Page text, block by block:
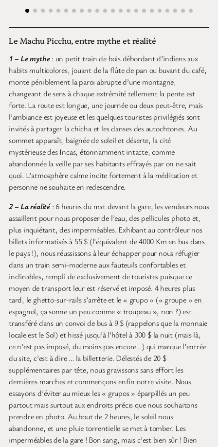
Le Machu Picchu, entre mythe et réalité
1 – Le mythe: un petit train de bois débordant d’indiens aux
habits multicolores, jouant de la flûte de pan ou buvant du café,
monte péniblement la paroi abrupte d’une montagne,
changeant de sens à chaque extrémité tellement la pente est
forte. La route est longue, une journée ou deux peut-être, mais
l’ambiance est joyeuse et les quelques touristes privilégiés sont
invités à partager la chicha et les danses des autochtones. Au
sommet apparaît, baignée de soleil et déserte, la cité
mystérieuse des Incas, étonnamment intacte, comme
abandonnée la veille par ses habitants effrayés par on ne sait
quoi. L’atmosphère calme incite fortement à la méditation et
personne ne souhaite en redescendre.
2 – La réalité: 6 heures du mat devant la gare, les vendeurs nous
assaillent pour nous proposer de l’eau, des pellicules photo et,
plus inquiétant, des imperméables. Exhibant au contrôleur nos
billets informatisés à 55 $ (l’équivalent de 4000 Km en bus dans
le pays !), nous réussissons à leur échapper pour nous réfugier
dans un train semi-moderne aux fauteuils confortables et
inclinables, rempli de exclusivement de touristes puisque ce
moyen de transport leur est réservé et imposé. 4 heures plus
tard, le ghetto-sur-rails s’arrête et le « grupo » (« groupe » en
espagnol, ça sonne un peu comme « troupeau », non ?) est
transféré dans un convoi de bus à 9 $ (rappelons que la monnaie
locale est le Sol) et hissé jusqu’à l’hôtel à 300 $ la nuit (mais là,
ce n’est pas imposé, du moins pas encore…) qui marque l’entrée
du site, c’est à dire … la billetterie. Délestés de 20 $
supplémentaires par tête, nous gravissons sans effort les
dernières marches et commençons enfin notre visite. Nous
essayons d’éviter au mieux les « grupos » éparpillés un peu
partout mais surtout aux endroits précis que nous souhaitons
prendre en photo. Au bout de 2 heures, le soleil nous
abandonne, et une pluie torrentielle se met à tomber. Les
imperméables de la gare ! Bon sang, mais c’est bien sûr ! Bien